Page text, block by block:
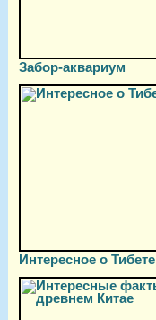
Забор-аквариум
Интересное о Тибете